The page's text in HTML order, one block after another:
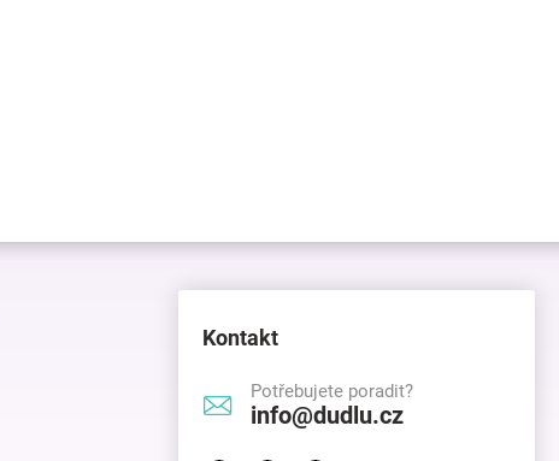
Kontakt
Potřebujete poradit?
info@dudlu.cz